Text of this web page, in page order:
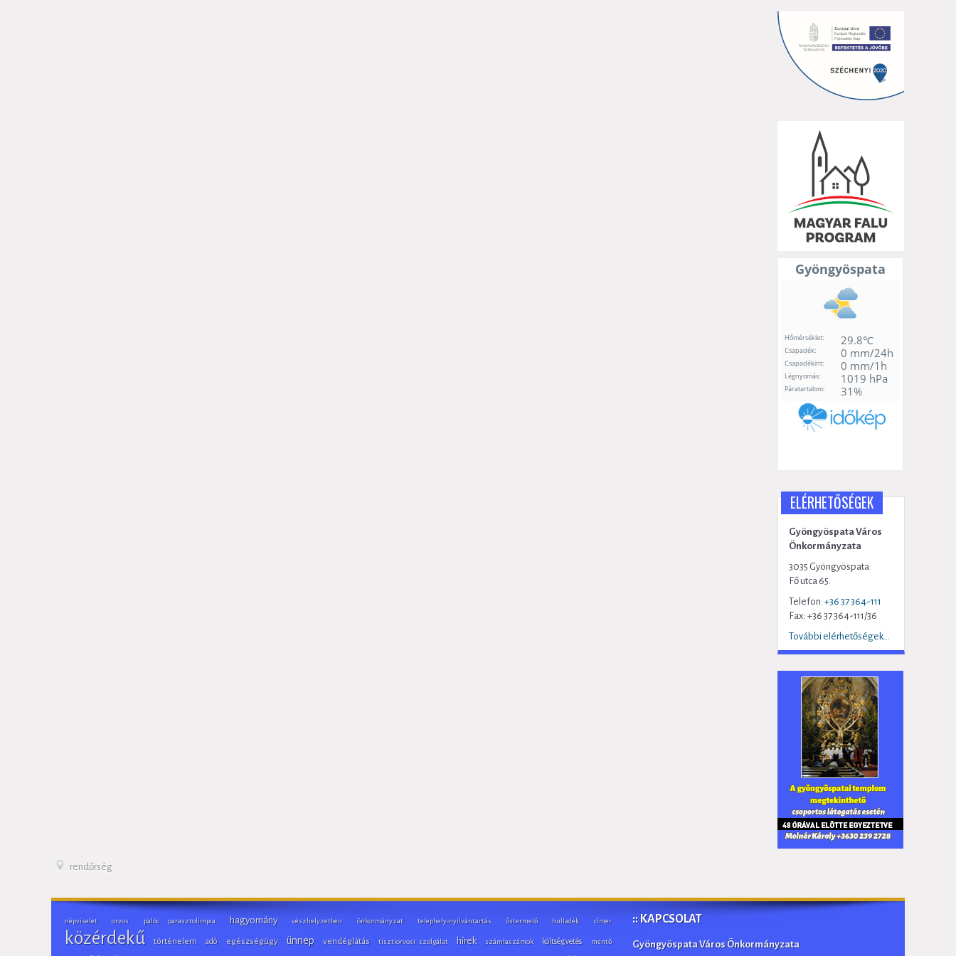
ELÉRHETŐSÉGEK
Gyöngyöspata Város
Önkormányzata
3035 Gyöngyöspata
Fő utca 65.
Telefon:+36 37 364-111
Fax: +36 37 364-111/36
További elérhetőségek...
rendőrség
népviselet orvos palóc parasztolimpia hagyomány vészhelyzetben önkormányzat telephely-nyilvántartás őstermelő hulladék címer
közérdekű történelem adó egészségügy ünnep vendéglátás tisztiorvosi szolgálat hírek számlaszámok költségvetés mentő
:: KAPCSOLAT
Gyöngyöspata Város Önkormányzata